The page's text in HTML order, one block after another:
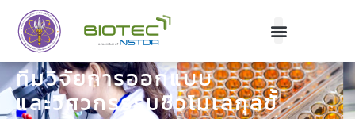
BIOTEC
ทีมวิจัยการออกแบบ
และวิศวกรรรมชีวโมเลกุลขั้นแ|